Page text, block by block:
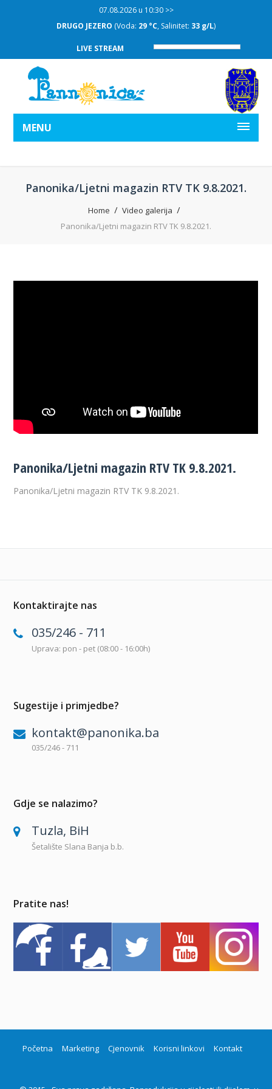
07.08.2026 u 10:30 >>
DRUGO JEZERO (Voda: 29 °C, Salinitet: 33 g/L)
LIVE STREAM
MENU
Panonika/Ljetni magazin RTV TK 9.8.2021.
Home
Video galerija
Panonika/Ljetni magazin RTV TK 9.8.2021.
Panonika/Ljetni magazin RTV TK 9.8.2021.
Panonika/Ljetni magazin RTV TK 9.8.2021.
Kontaktirajte nas
035/246 - 711
Uprava: pon - pet (08:00 - 16:00h)
Sugestije i primjedbe?
kontakt@panonika.ba
035/246 - 711
Gdje se nalazimo?
Tuzla, BiH
Šetalište Slana Banja b.b.
Pratite nas!
Početna Marketing Cjenovnik Korisni linkovi Kontakt